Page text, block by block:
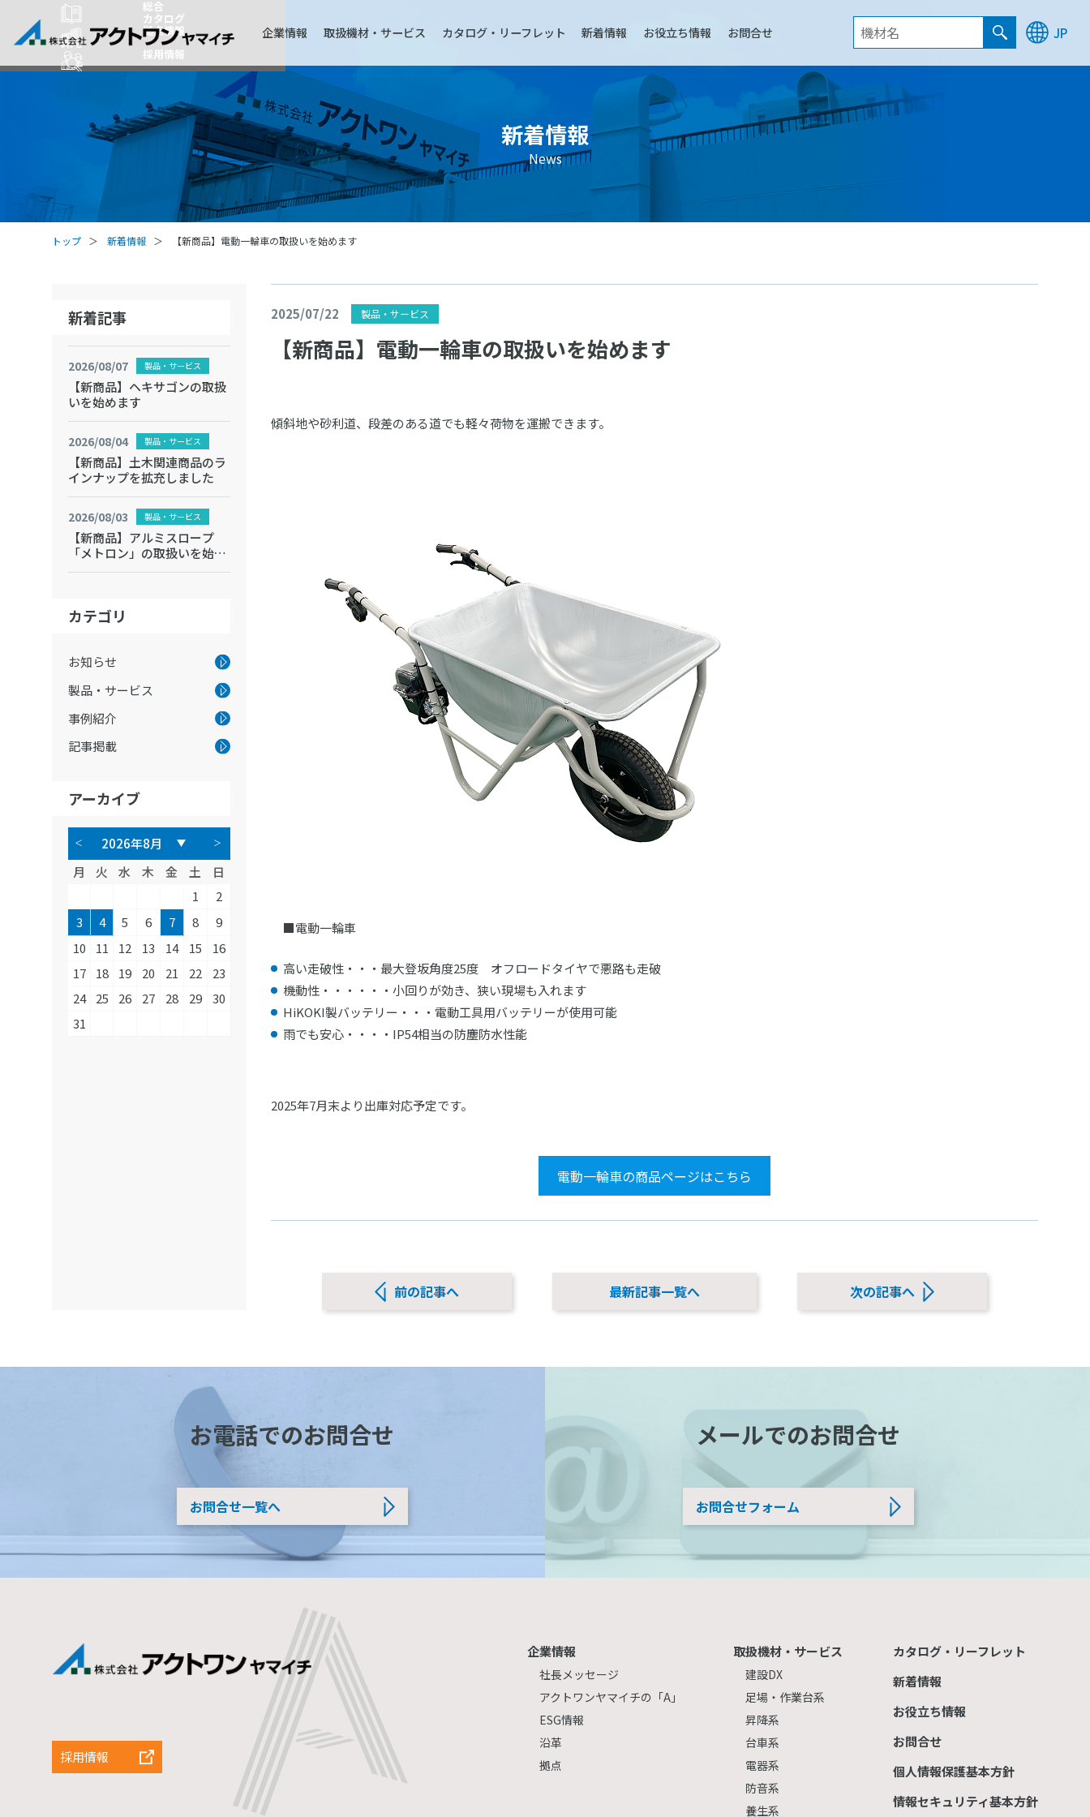
総合
カタログ
拠点情報
採用情報
企業情報 取扱機材・サービス カタログ・リーフレット 新着情報 お役立ち情報 お問合せ JP
新着情報
News
トップ 新着情報 【新商品】電動一輪車の取扱いを始めます
2025/07/22 製品・サービス
【新商品】電動一輪車の取扱いを始めます
傾斜地や砂利道、段差のある道でも軽々荷物を運搬できます。
■電動一輪車
高い走破性・・・最大登坂角度25度 オフロードタイヤで悪路も走破
機動性・・・・・・小回りが効き、狭い現場も入れます
HiKOKI製バッテリー・・・電動工具用バッテリーが使用可能
雨でも安心・・・・IP54相当の防塵防水性能
2025年7月末より出庫対応予定です。
電動一輪車の商品ページはこちら
前の記事へ 最新記事一覧へ 次の記事へ
新着記事
2026/08/07 製品・サービス
【新商品】ヘキサゴンの取扱
いを始めます
2026/08/04 製品・サービス
【新商品】土木関連商品のラ
インナップを拡充しました
2026/08/03 製品・サービス
【新商品】アルミスロープ
「メトロン」の取扱いを始め
ます
カテゴリ
お知らせ
製品・サービス
事例紹介
記事掲載
アーカイブ
月 火 水 木 金 土
日
1
2
3
4 5 6 7 8
9
10
11 12 13 14 15
16
17
18 19 20 21 22
23
24
25 26 27 28 29
30
31
お電話でのお問合せ
お問合せ一覧へ
メールでのお問合せ
お問合せフォーム
採用情報
企業情報
社長メッセージ
アクトワンヤマイチの「A」
ESG情報
沿革
拠点
取扱機材・サービス
建設DX
足場・作業台系
昇降系
台車系
電器系
防音系
養生系
カタログ・リーフレット
新着情報
お役立ち情報
お問合せ
個人情報保護基本方針
情報セキュリティ基本方針